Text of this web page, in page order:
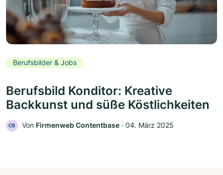
Berufsbilder & Jobs
Berufsbild Konditor: Kreative
Backkunst und süße Köstlichkeiten
CB Von Firmenweb Contentbase ‧ 04. März 2025